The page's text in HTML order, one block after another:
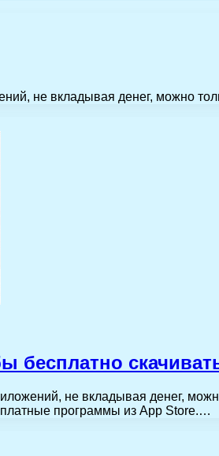
не вкладывая денег, можно
бесплатно
не вкладывая денег,
платные программы из App Store.…